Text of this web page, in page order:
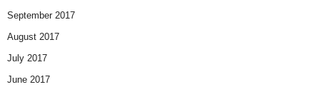
September 2017
August 2017
July 2017
June 2017